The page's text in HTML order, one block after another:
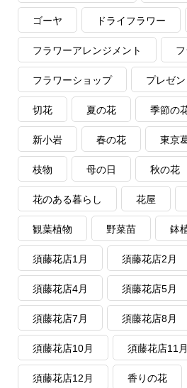
ゴーヤ ドライフラワー
フラワーアレンジメント
フラワーショップ プレゼン
切花 夏の花 季節の
新小岩 春の花 東京
枝物 母の日 秋の花
花のある暮らし 花屋
観葉植物 野菜苗 鉢
須藤花店1月 須藤花店2月
須藤花店4月 須藤花店5月
須藤花店7月 須藤花店8月
須藤花店10月 須藤花店11月
須藤花店12月 香りの花